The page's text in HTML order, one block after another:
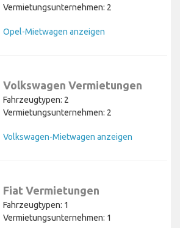
Vermietungsunternehmen: 2
Opel-Mietwagen anzeigen
Volkswagen Vermietungen
Fahrzeugtypen: 2
Vermietungsunternehmen: 2
Volkswagen-Mietwagen anzeigen
Fiat Vermietungen
Fahrzeugtypen: 1
Vermietungsunternehmen: 1